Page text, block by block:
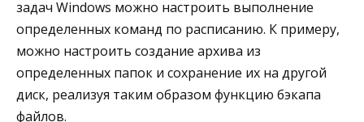
задач Windows можно настроить выполнение
определенных команд по расписанию. К примеру,
можно настроить создание архива из
определенных папок и сохранение их на другой
диск, реализуя таким образом функцию бэкапа
файлов.